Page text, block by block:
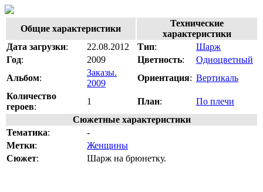
Общие характеристики
Технические
характеристики
Дата загрузки: 22.08.2012 Тип:
Шарж
Год: 2009 Цветность:
Одноцветный
Альбом:
Заказы.
2009
Ориентация: Вертикаль
Количество
героев:
1 План:
По плечи
Сюжетные характеристики
Тематика:
-
Метки:
Женщины
Сюжет: Шарж на брюнетку.